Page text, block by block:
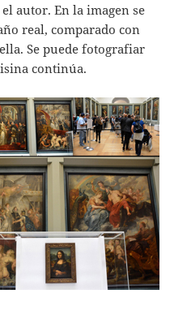
autor. En la imagen se
real, comparado con
Se puede fotografiar
continúa.